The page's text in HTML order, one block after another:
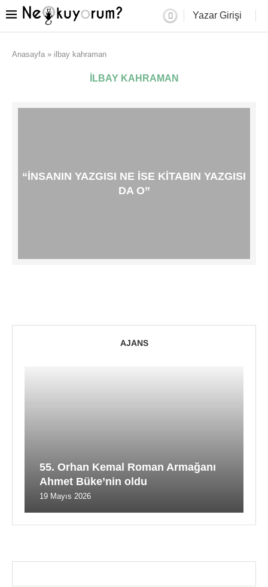
Yazar Girişi
Anasayfa » ilbay kahraman
ILBAY KAHRAMAN
“İNSANIN YAZGISI NE ISE KITABIN YAZGISI
DA O”
AJANS
55. Orhan Kemal Roman Armağanı
Ahmet Büke’nin oldu
19 Mayıs 2026